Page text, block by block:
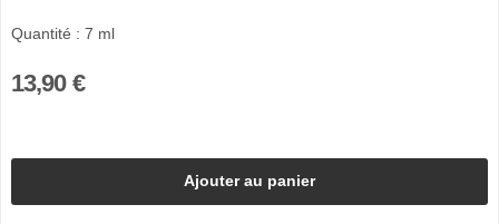
Quantité : 7 ml
13,90 €
Ajouter au panier